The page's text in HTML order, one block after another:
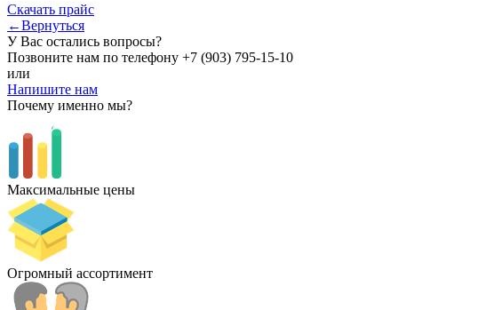
Скачать прайс
←Вернуться
У Вас остались вопросы?
Позвоните нам по телефону +7 (903) 795-15-10
или
Напишите нам
Почему именно мы?
Максимальные цены
Огромный ассортимент